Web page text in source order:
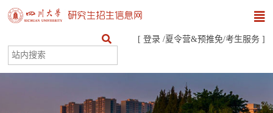
[ 登录 /夏令营&预推免/考生服务 ]